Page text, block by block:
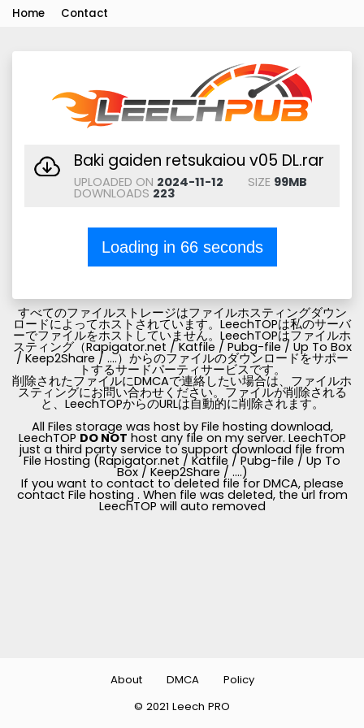
Home Contact
Baki gaiden retsukaiou v05 DL.rar
UPLOADED ON 2024-11-12 SIZE 99MB
DOWNLOADS 223
Loading in 66seconds
すべてのファイルストレージはファイルホスティングダウン
ロードによってホストされています。LeechTOPは私のサーバ
ーでファイルをホストしていません。LeechTOPはファイルホ
スティング（Rapigator.net / Katfile / Pubg-file / Up To Box
/ Keep2Share / ....）からのファイルのダウンロードをサポー
トするサードパーティサービスです。
削除されたファイルにDMCAで連絡したい場合は、ファイルホ
スティングにお問い合わせください。ファイルが削除される
と、LeechTOPからのURLは自動的に削除されます。
All Files storage was host by File hosting download,
LeechTOP DO NOT host any file on my server. LeechTOP
just a third party service to support download file from
File Hosting (Rapigator.net / Katfile / Pubg-file / Up To
Box / Keep2Share / ....)
If you want to contact to deleted file for DMCA, please
contact File hosting . When file was deleted, the url from
LeechTOP will auto removed
© 2021 Leech PRO
About DMCA Policy